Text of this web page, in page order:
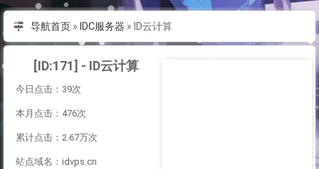
导航首页» IDC服务器 » ID云计算
[ID:171] - ID云计算
今日点击：39次
本月点击：476次
累计点击：2.67万次
站点域名：idvps.cn